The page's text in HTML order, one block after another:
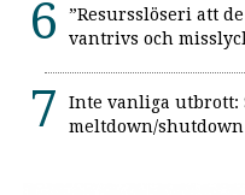
”Resursslöseri att
vantrivs och
Inte vanliga utbrott:
meltdown/shutdown